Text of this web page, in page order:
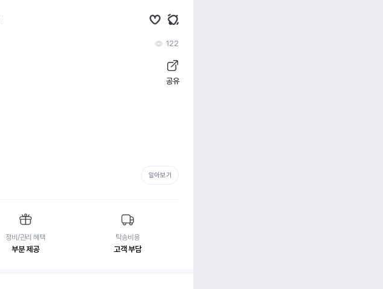
122
공유
알아보기
정비/관리 혜택
부분 제공
탁송비용
고객 부담